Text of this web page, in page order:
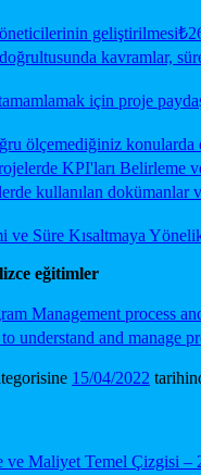
geliştirilmesi
kavramlar,
için proje
ölçemediğiniz konularda
KPI'ları Belirleme
kullanılan dokümanlar
ve Süre Kısaltmaya
eğitimler
Management process
understand and manage
15/04/2022
ve Maliyet Temel Çizgisi –